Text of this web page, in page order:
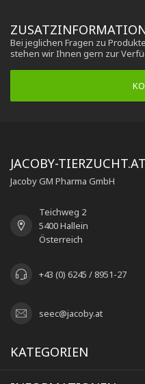
Bei jeglichen Fragen zu
stehen wir Ihnen gern zur
JACOBY-TIERZUCHT.AT
Jacoby GM Pharma GmbH
Teichweg 2
5400 Hallein
Österreich
+43 (0) 6245 / 8951-27
seec@jacoby.at
KATEGORIEN